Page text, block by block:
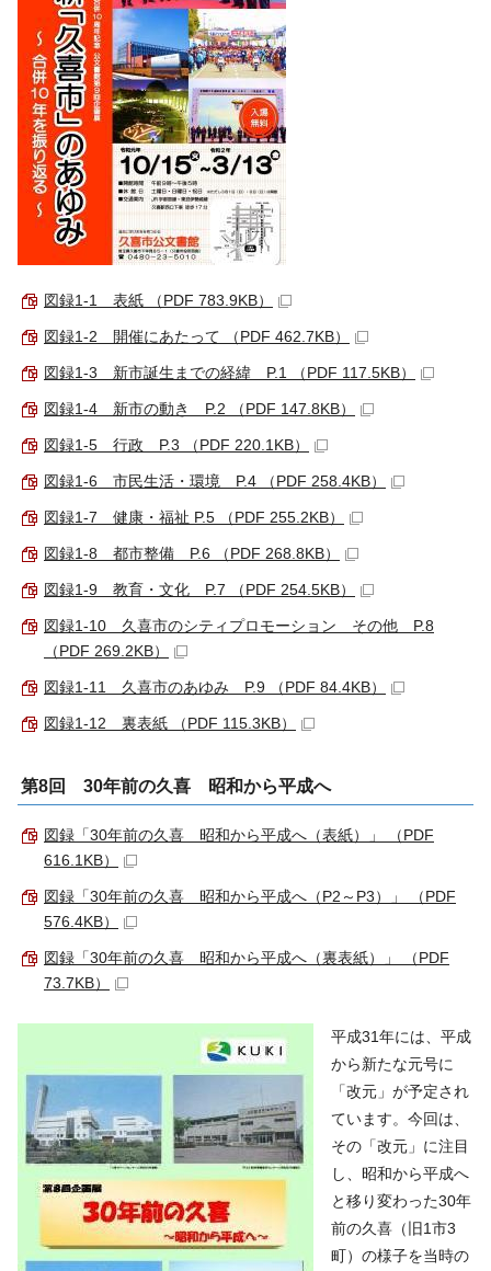
図録1-1 表紙 （PDF 783.9KB）
図録1-2 開催にあたって （PDF 462.7KB）
図録1-3 新市誕生までの経緯 P.1 （PDF 117.5KB）
図録1-4 新市の動き P.2 （PDF 147.8KB）
図録1-5 行政 P.3 （PDF 220.1KB）
図録1-6 市民生活・環境 P.4 （PDF 258.4KB）
図録1-7 健康・福祉 P.5 （PDF 255.2KB）
図録1-8 都市整備 P.6 （PDF 268.8KB）
図録1-9 教育・文化 P.7 （PDF 254.5KB）
図録1-10 久喜市のシティプロモーション その他 P.8
（PDF 269.2KB）
図録1-11 久喜市のあゆみ P.9 （PDF 84.4KB）
図録1-12 裏表紙 （PDF 115.3KB）
第8回 30年前の久喜 昭和から平成へ
図録「30年前の久喜 昭和から平成へ（表紙）」 （PDF
616.1KB）
図録「30年前の久喜 昭和から平成へ（P2～P3）」 （PDF
576.4KB）
図録「30年前の久喜 昭和から平成へ（裏表紙）」 （PDF
73.7KB）
平成31年には、平成
から新たな元号に
「改元」が予定され
ています。今回は、
その「改元」に注目
し、昭和から平成へ
と移り変わった30年
前の久喜（旧1市3
町）の様子を当時の